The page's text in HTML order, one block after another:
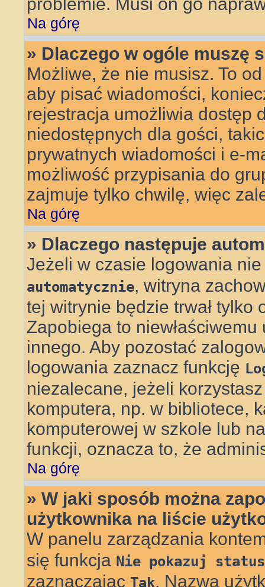
Na górę
» Dlaczego w ogóle muszę
Możliwe, że nie musisz. To
aby pisać wiadomości,
rejestracja umożliwia dostęp
niedostępnych dla gości,
prywatnych wiadomości i e-
możliwość przypisania do
zajmuje tylko chwilę, więc
Na górę
» Dlaczego następuje
Jeżeli w czasie logowania
automatycznie, witryna
tej witrynie będzie trwał
Zapobiega to
innego. Aby pozostać
logowania zaznacz funkcję
niezalecane, jeżeli
komputera, np. w bibliotece,
komputerowej w szkole lub
funkcji, oznacza to, że
Na górę
» W jaki sposób można
użytkownika na liście
W panelu zarządzania
się funkcja Nie pokazuj
zaznaczając Tak. Nazwa